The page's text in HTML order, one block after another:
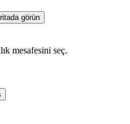
görün
mesafesini seç.